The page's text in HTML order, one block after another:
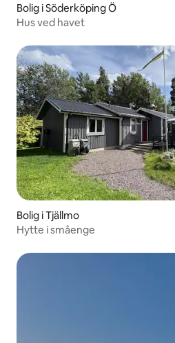
Bolig i Söderköping Ö
Hus ved havet
Bolig i Tjällmo
Hytte i småenge